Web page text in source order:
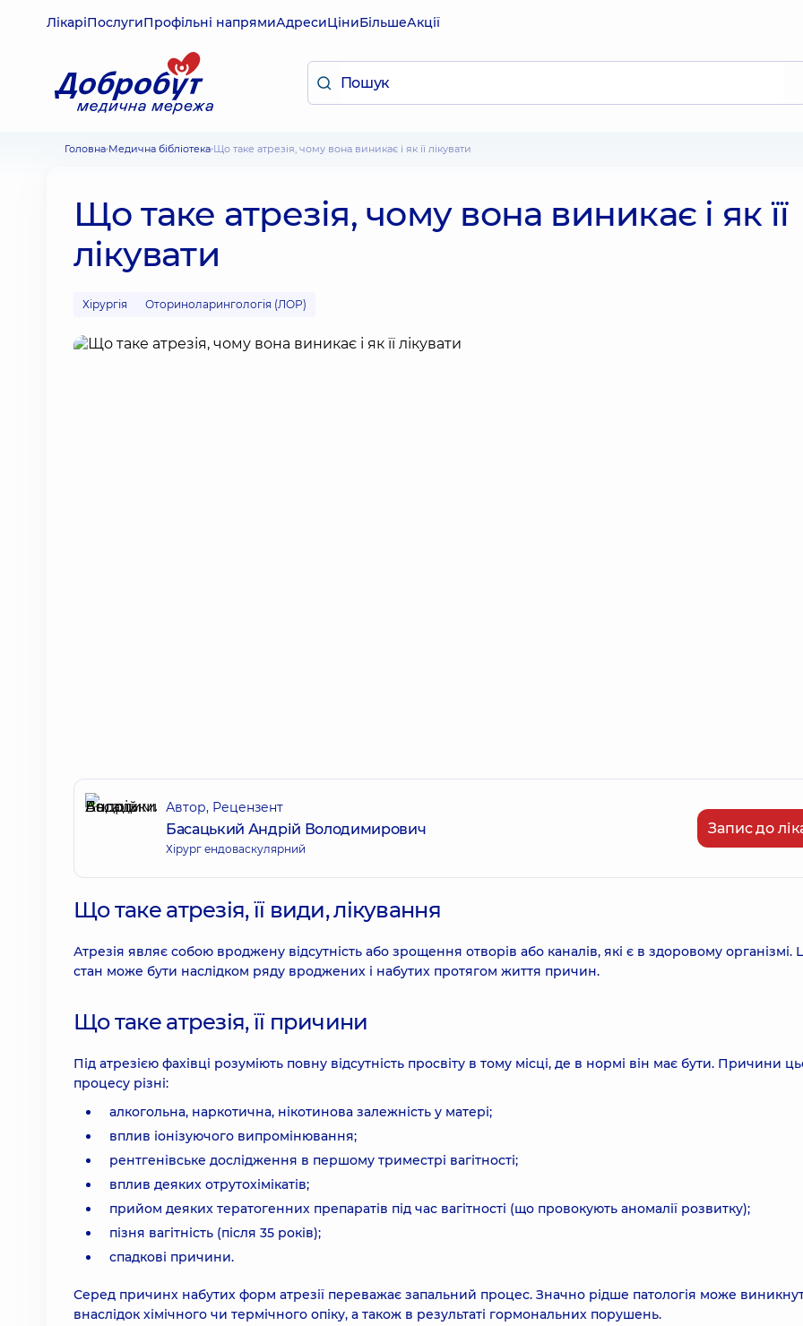
ЛікаріПослугиПрофільні напрямиАдресиЦіниБільшеАкції
Головна Медична бібліотека Що таке атрезія, чому вона виникає і як її лікувати
Що таке атрезія, чому вона виникає і як її
лікувати
Хірургія Оториноларингологія (ЛОР)
Автор, Рецензент
Басацький Андрій Володимирович
Хірург ендоваскулярний
Запис до
Що таке атрезія, її види, лікування
Атрезія являє собою вроджену відсутність або зрощення отворів або каналів, які є в здоровому організмі.
стан може бути наслідком ряду вроджених і набутих протягом життя причин.
Що таке атрезія, її причини
Під атрезією фахівці розуміють повну відсутність просвіту в тому місці, де в нормі він має бути. Причини
процесу різні:
алкогольна, наркотична, нікотинова залежність у матері;
вплив іонізуючого випромінювання;
рентгенівське дослідження в першому триместрі вагітності;
вплив деяких отрутохімікатів;
прийом деяких тератогенних препаратів під час вагітності (що провокують аномалії розвитку);
пізня вагітність (після 35 років);
спадкові причини.
Серед причинх набутих форм атрезії переважає запальний процес. Значно рідше патологія може
внаслідок хімічного чи термічного опіку, а також в результаті гормональних порушень.